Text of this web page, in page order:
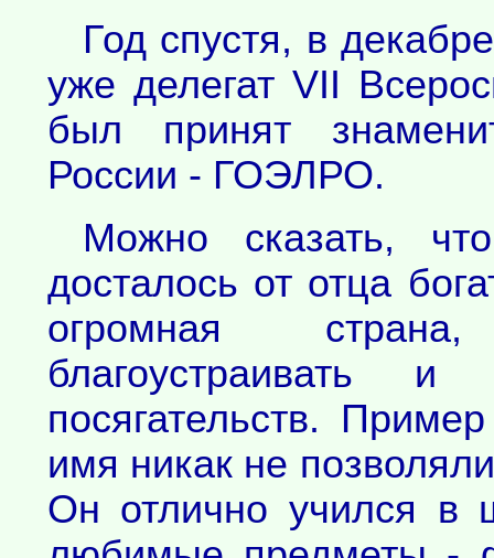
Год спустя, в
уже делегат VII
был принят
России - ГОЭЛРО.
Можно сказать,
досталось от отца
огромная
благоустраивать
посягательств.
имя никак не
Он отлично учился в